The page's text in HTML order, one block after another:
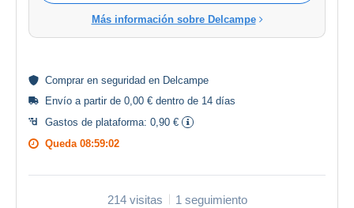
Más información sobre Delcampe
Comprar en seguridad en Delcampe
Envío a partir de 0,00 € dentro de 14 días
Gastos de plataforma: 0,90 €
Queda 08:59:02
214 visitas 1 seguimiento